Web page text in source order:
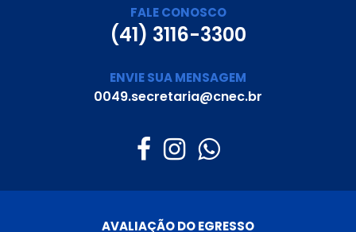
FALE CONOSCO
(41) 3116-3300
ENVIE SUA MENSAGEM
0049.secretaria@cnec.br
AVALIAÇÃO DO EGRESSO